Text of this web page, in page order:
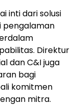
inti dari solusi
pengalaman
Direktur
dan C&I juga
bagi
komitmen
mitra.